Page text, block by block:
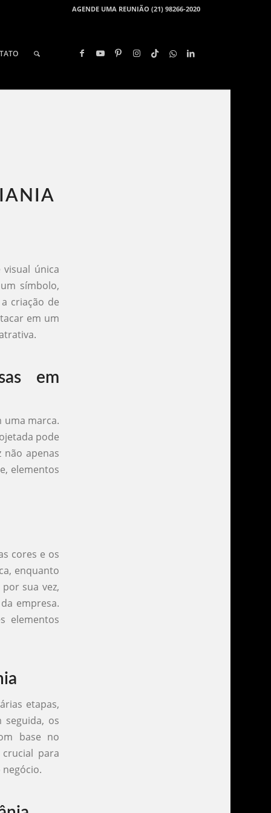
AGENDE UMA REUNIÃO (21) 98266-2020
única
símbolo,
criação de
em um
em
uma marca.
pode
não apenas
elementos
cores e os
enquanto
sua vez,
empresa.
elementos
etapas,
seguida, os
base no
para